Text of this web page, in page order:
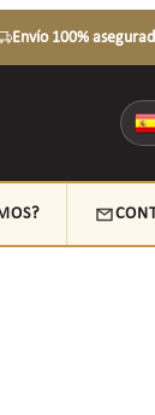
Envío 100%